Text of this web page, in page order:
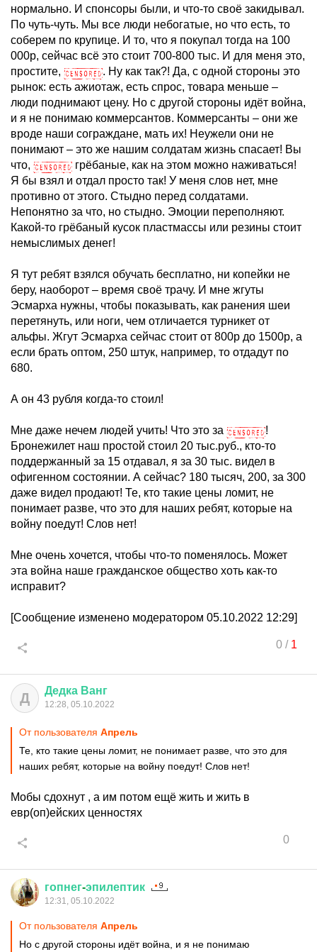
нормально. И спонсоры были, и что-то своё закидывал.
По чуть-чуть. Мы все люди небогатые, но что есть, то
соберем по крупице. И то, что я покупал тогда на 100
000р, сейчас всё это стоит 700-800 тыс. И для меня это,
простите,
. Ну как так?! Да, с одной стороны это
рынок: есть ажиотаж, есть спрос, товара меньше –
люди поднимают цену. Но с другой стороны идёт война,
и я не понимаю коммерсантов. Коммерсанты – они же
вроде наши сограждане, мать их! Неужели они не
понимают – это же нашим солдатам жизнь спасает! Вы
что,
грёбаные, как на этом можно наживаться!
Я бы взял и отдал просто так! У меня слов нет, мне
противно от этого. Стыдно перед солдатами.
Непонятно за что, но стыдно. Эмоции переполняют.
Какой-то грёбаный кусок пластмассы или резины стоит
немыслимых денег!
Я тут ребят взялся обучать бесплатно, ни копейки не
беру, наоборот – время своё трачу. И мне жгуты
Эсмарха нужны, чтобы показывать, как ранения шеи
перетянуть, или ноги, чем отличается турникет от
альфы. Жгут Эсмарха сейчас стоит от 800р до 1500р, а
если брать оптом, 250 штук, например, то отдадут по
680.
А он 43 рубля когда-то стоил!
Мне даже нечем людей учить! Что это за
!
Бронежилет наш простой стоил 20 тыс.руб., кто-то
поддержанный за 15 отдавал, я за 30 тыс. видел в
офигенном состоянии. А сейчас? 180 тысяч, 200, за 300
даже видел продают! Те, кто такие цены ломит, не
понимает разве, что это для наших ребят, которые на
войну поедут! Слов нет!
Мне очень хочется, чтобы что-то поменялось. Может
эта война наше гражданское общество хоть как-то
исправит?
[Сообщение изменено модератором 05.10.2022 12:29]
0/ 1
Д Дедка Ванг
12:28, 05.10.2022
От пользователя Апрель
Те, кто такие цены ломит, не понимает разве, что это для
наших ребят, которые на войну поедут! Слов нет!
Мобы сдохнут , а им потом ещё жить и жить в
евр(оп)ейских ценностях
0
гопнег-эпилептик
12:31, 05.10.2022
От пользователя Апрель
Но с другой стороны идёт война, и я не понимаю